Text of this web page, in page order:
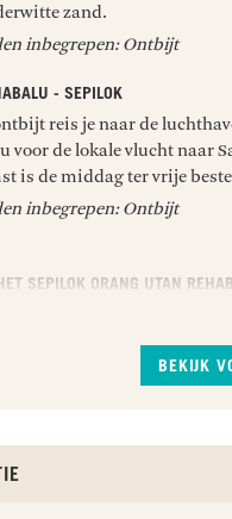
zand.
inbegrepen: Ontbijt
- SEPILOK
reis je naar de
voor de lokale vlucht naar
is de middag ter vrije
inbegrepen: Ontbijt
SEPILOK ORANG UTAN
, één van de vier beroemde
in de wereld. Een
voor zichzelf te zorgen met
De orang-oetans worden
BEKIJK